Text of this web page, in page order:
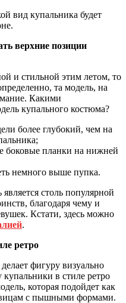
вид купальника будет
верхние позиции
и стильной этим летом, то
та модель, на
Какими
купального костюма?
более глубокий, чем на
боковые планки на нижней
немного выше пупка.
столь популярной
благодаря чему и
Кстати, здесь можно
.
ретро
фигуру визуально
в стиле ретро
которая подойдет как
с пышными формами.